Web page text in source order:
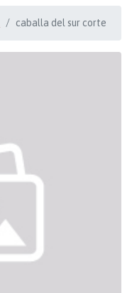
caballa del sur corte